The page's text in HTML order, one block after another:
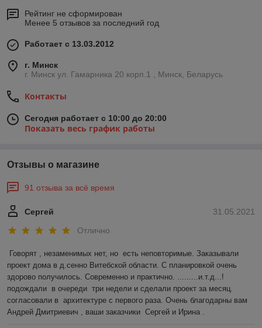
Рейтинг не сформирован
Менее 5 отзывов за последний год
Работает с 13.03.2012
г. Минск
г. Минск ул. Гамарника 20 корп.1 , Минск, Беларусь
Контакты
Сегодня работает с 10:00 до 20:00
Показать весь график работы
Отзывы о магазине
91 отзыва за всё время
31.05.2021
Сергей
Отлично
Говорят , незаменимых нет, но  есть неповторимые. Заказывали
проект дома в д.сенно Витебской области. С планировкой очень
здорово получилось. Современно и практично. .........и.т.д...!
подождали  в очереди  три недели и сделали проект за месяц.
согласовали в  архитектуре с первого раза. Очень благодарны вам
Андрей Дмитриевич , ваши заказчики  Сергей и Ирина .